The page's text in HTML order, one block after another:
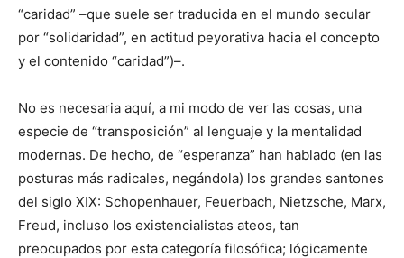
“caridad” –que suele ser traducida en el mundo secular
por “solidaridad”, en actitud peyorativa hacia el concepto
y el contenido “caridad”)–.
No es necesaria aquí, a mi modo de ver las cosas, una
especie de “transposición” al lenguaje y la mentalidad
modernas. De hecho, de “esperanza” han hablado (en las
posturas más radicales, negándola) los grandes santones
del siglo XIX: Schopenhauer, Feuerbach, Nietzsche, Marx,
Freud, incluso los existencialistas ateos, tan
preocupados por esta categoría filosófica; lógicamente